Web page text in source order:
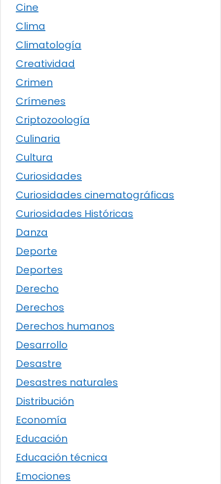
Cine
Clima
Climatología
Creatividad
Crimen
Crímenes
Criptozoología
Culinaria
Cultura
Curiosidades
Curiosidades cinematográficas
Curiosidades Históricas
Danza
Deporte
Deportes
Derecho
Derechos
Derechos humanos
Desarrollo
Desastre
Desastres naturales
Distribución
Economía
Educación
Educación técnica
Emociones